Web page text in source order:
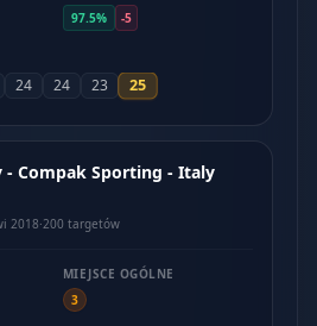
97.5%
-5
24 24 23 25
- Compak Sporting - Italy
2018·200 targetów
MIEJSCE OGÓLNE
3